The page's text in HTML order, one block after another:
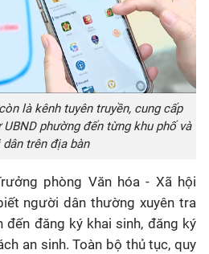
là kênh tuyên truyền, cung cấp
phường đến từng khu phố và
trên địa bàn
phòng Văn hóa - Xã hội
người dân thường xuyên tra
đăng ký khai sinh, đăng ký
an sinh. Toàn bộ thủ tục, quy